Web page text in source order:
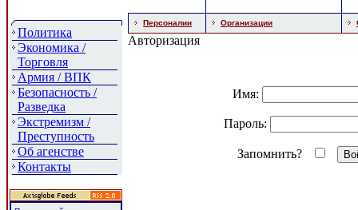
Политика
Экономика /
Торговля
Армия / ВПК
Безопасность /
Разведка
Экстремизм /
Преступность
Об агенстве
Контакты
Персоналии Организации
Авторизация
Имя:
Пароль:
Запомнить?